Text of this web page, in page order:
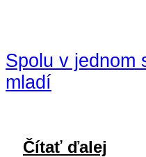
Spolu v jednom
mladí
Čítať ďalej